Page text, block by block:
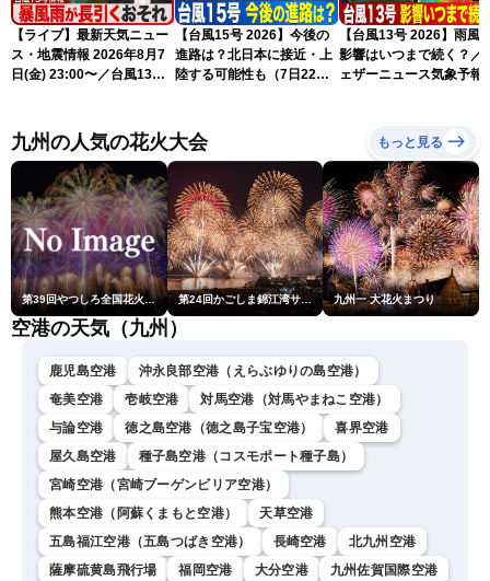
【ライブ】最新天気ニュー
ス・地震情報 2026年8月7
日(金) 23:00〜／台風13号
【台風15号 2026】今後の
進路は？北日本に接近・上
陸する可能性も（7日22時
【台風13号 2026】雨風
影響はいつまで続く？／
ェザーニュース気象予報
九州の人気の花火大会 もっと見る
第39回やつしろ全国花火競技大会 第24回かごしま錦江湾サマーナイト大花火大会 九州一 大花火まつり
空港の天気（九州）
鹿児島空港
沖永良部空港（えらぶゆりの島空港）
奄美空港
壱岐空港
対馬空港（対馬やまねこ空港）
与論空港
徳之島空港（徳之島子宝空港）
喜界空港
屋久島空港
種子島空港（コスモポート種子島）
宮崎空港（宮崎ブーゲンビリア空港）
熊本空港（阿蘇くまもと空港）
天草空港
五島福江空港（五島つばき空港）
長崎空港
北九州空港
薩摩硫黄島飛行場
福岡空港 大分空港
九州佐賀国際空港